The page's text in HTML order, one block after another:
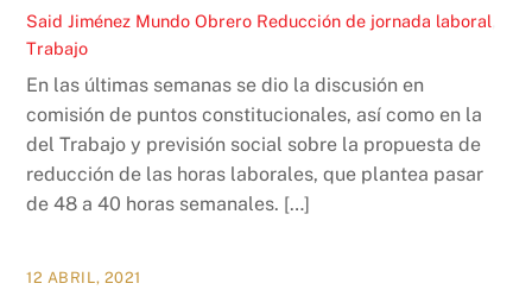
Said Jiménez Mundo Obrero Reducción de jornada laboral
Trabajo
En las últimas semanas se dio la discusión en
comisión de puntos constitucionales, así como en la
del Trabajo y previsión social sobre la propuesta de
reducción de las horas laborales, que plantea pasar
de 48 a 40 horas semanales. […]
12 ABRIL, 2021